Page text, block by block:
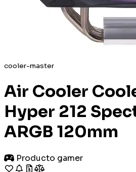
cooler-master
Air Cooler
Hyper 212
ARGB 120mm
Producto gamer